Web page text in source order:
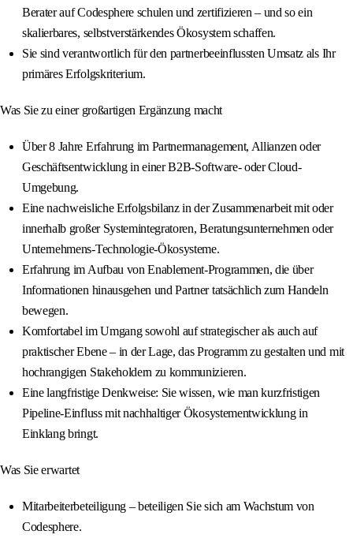
Berater auf Codesphere schulen und zertifizieren – und so ein
skalierbares, selbstverstärkendes Ökosystem schaffen.
Sie sind verantwortlich für den partnerbeeinflussten Umsatz als Ihr
primäres Erfolgskriterium.
Was Sie zu einer großartigen Ergänzung macht
Über 8 Jahre Erfahrung im Partnermanagement, Allianzen oder
Geschäftsentwicklung in einer B2B-Software- oder Cloud-
Umgebung.
Eine nachweisliche Erfolgsbilanz in der Zusammenarbeit mit oder
innerhalb großer Systemintegratoren, Beratungsunternehmen oder
Unternehmens-Technologie-Ökosysteme.
Erfahrung im Aufbau von Enablement-Programmen, die über
Informationen hinausgehen und Partner tatsächlich zum Handeln
bewegen.
Komfortabel im Umgang sowohl auf strategischer als auch auf
praktischer Ebene – in der Lage, das Programm zu gestalten und mit
hochrangigen Stakeholdern zu kommunizieren.
Eine langfristige Denkweise: Sie wissen, wie man kurzfristigen
Pipeline-Einfluss mit nachhaltiger Ökosystementwicklung in
Einklang bringt.
Was Sie erwartet
Mitarbeiterbeteiligung – beteiligen Sie sich am Wachstum von
Codesphere.